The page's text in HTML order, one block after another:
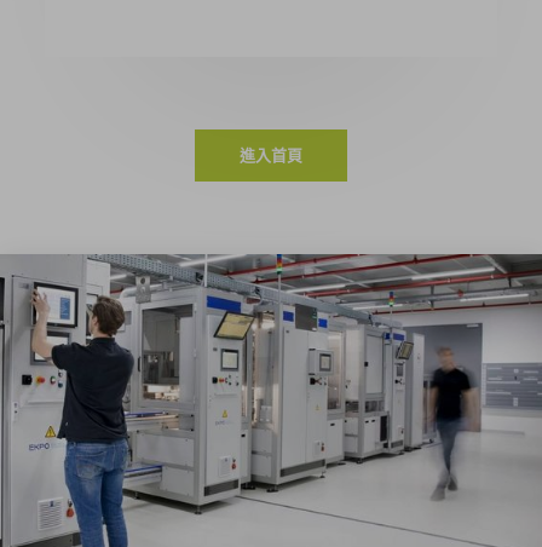
進入首頁